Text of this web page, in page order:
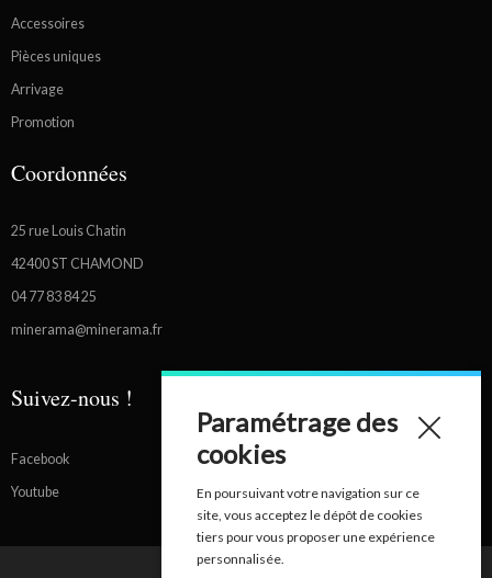
Accessoires
Pièces uniques
Arrivage
Promotion
Coordonnées
25 rue Louis Chatin
42400 ST CHAMOND
04 77 83 84 25
minerama@minerama.fr
Suivez-nous !
Facebook
Youtube
Paramétrage des
cookies
En poursuivant votre navigation sur ce
site, vous acceptez le dépôt de cookies
tiers pour vous proposer une expérience
personnalisée.